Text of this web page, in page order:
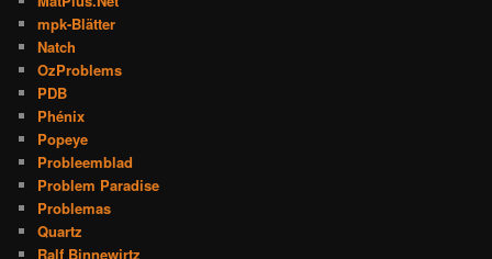
mpk-Blätter
Natch
OzProblems
PDB
Phénix
Popeye
Probleemblad
Problem Paradise
Problemas
Quartz
Ralf Binnewirtz